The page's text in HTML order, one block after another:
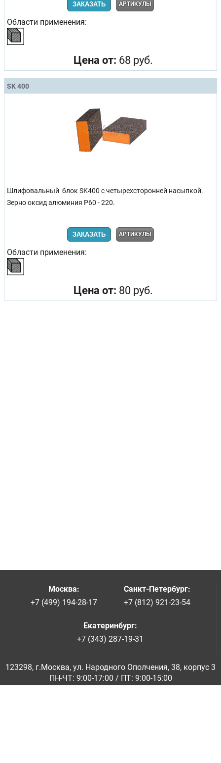
ЗАКАЗАТЬ АРТИКУЛЫ
Области применения:
Цена от: 68 руб.
SK 400
Шлифовальный блок SK400 с четырехсторонней насыпкой.
Зерно оксид алюминия Р60 - 220.
ЗАКАЗАТЬ АРТИКУЛЫ
Области применения:
Цена от: 80 руб.
Москва:
+7 (499) 194-28-17
Санкт-Петербург:
+7 (812) 921-23-54
Екатеринбург:
+7 (343) 287-19-31
123298, г.Москва, ул. Народного Ополчения, 38, корпус 3
ПН-ЧТ: 9:00-17:00 / ПТ: 9:00-15:00